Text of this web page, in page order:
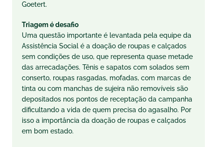
Goetert.
Triagem é desafio
Uma questão importante é levantada pela equipe da
Assistência Social é a doação de roupas e calçados
sem condições de uso, que representa quase metade
das arrecadações. Tênis e sapatos com solados sem
conserto, roupas rasgadas, mofadas, com marcas de
tinta ou com manchas de sujeira não removíveis são
depositados nos pontos de receptação da campanha
dificultando a vida de quem precisa do agasalho. Por
isso a importância da doação de roupas e calçados
em bom estado.